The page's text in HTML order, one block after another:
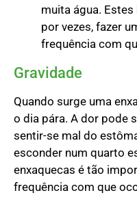
muita água.
por vezes, fazer
frequência com
Gravidade
Quando surge uma
o dia pára. A dor pode
sentir-se mal do
esconder num quarto
enxaquecas é tão
frequência com que